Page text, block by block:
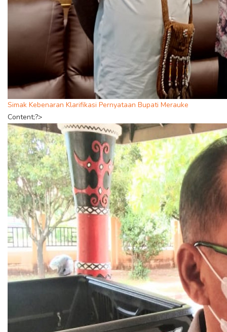
Simak Kebenaran Klarifikasi Pernyataan Bupati Merauke
Content;?>